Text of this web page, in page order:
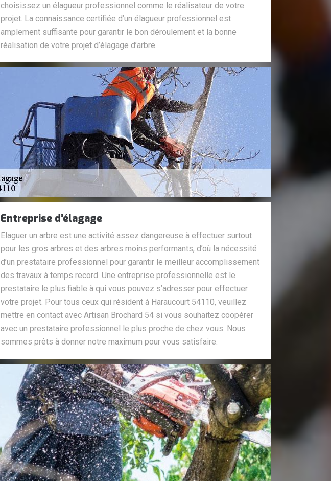
choisissez un élagueur professionnel comme le réalisateur de votre
projet. La connaissance certifiée d’un élagueur professionnel est
amplement suffisante pour garantir le bon déroulement et la bonne
réalisation de votre projet d’élagage d’arbre.
Entreprise d’élagage
Elaguer un arbre est une activité assez dangereuse à effectuer surtout
pour les gros arbres et des arbres moins performants, d’où la nécessité
d’un prestataire professionnel pour garantir le meilleur accomplissement
des travaux à temps record. Une entreprise professionnelle est le
prestataire le plus fiable à qui vous pouvez s’adresser pour effectuer
votre projet. Pour tous ceux qui résident à Haraucourt 54110, veuillez
mettre en contact avec Artisan Brochard 54 si vous souhaitez coopérer
avec un prestataire professionnel le plus proche de chez vous. Nous
sommes prêts à donner notre maximum pour vous satisfaire.